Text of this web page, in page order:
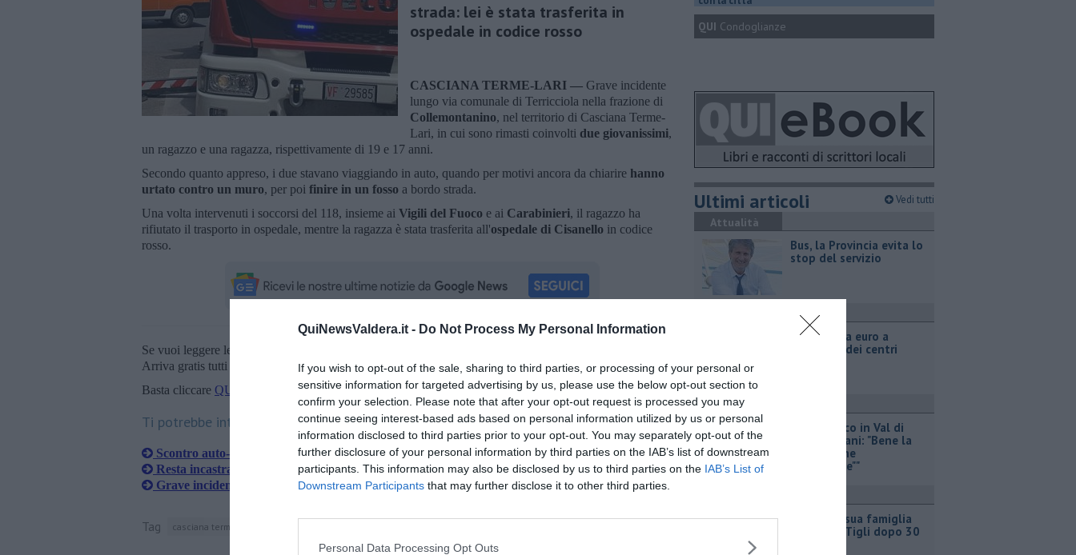
QuiNewsValdera.it - Do Not Process My Personal Information
If you wish to opt-out of the sale, sharing to third parties, or processing of your personal or
sensitive information for targeted advertising by us, please use the below opt-out section to
confirm your selection. Please note that after your opt-out request is processed you may
continue seeing interest-based ads based on personal information utilized by us or personal
information disclosed to third parties prior to your opt-out. You may separately opt-out of the
further disclosure of your personal information by third parties on the IAB’s list of downstream
participants. This information may also be disclosed by us to third parties on the IAB’s List of
Downstream Participants that may further disclose it to other third parties.
Personal Data Processing Opt Outs
strada: lei è stata trasferita in
ospedale in codice rosso
CASCIANA TERME-LARI — Grave incidente
lungo via comunale di Terricciola nella frazione di
Collemontanino, nel territorio di Casciana Terme-
Lari, in cui sono rimasti coinvolti due giovanissimi,
un ragazzo e una ragazza, rispettivamente di 19 e 17 anni.
Secondo quanto appreso, i due stavano viaggiando in auto, quando per motivi ancora da chiarire hanno
urtato contro un muro, per poi finire in un fosso a bordo strada.
Una volta intervenuti i soccorsi del 118, insieme ai Vigili del Fuoco e ai Carabinieri, il ragazzo ha
rifiutato il trasporto in ospedale, mentre la ragazza è stata trasferita all'ospedale di Cisanello in codice
rosso.
Se vuoi leggere le notizie principali della Toscana iscriviti alla
Arriva gratis tutti i giorni alle 20:00 direttamente nella tua casella di posta.
Basta cliccare QUI
Ti potrebbe interessare anche:
Scontro auto-moto, ferita ragazza di 16 anni
Resta incastrato con la gamba sotto il camion
Grave incidente sulla Sp31
Tag casciana terme lari
QUI Condoglianze
Ultimi articoli Vedi tutti
Attualità
Bus, la Provincia evita lo
stop del servizio
Oltre 7mila euro a
sostegno dei centri
Attualità
Agrivoltaico in Val di
Cava, Trapani: "Bene la
Valutazione
ambientale""
Lucia e la sua famiglia
lasciano I Tigli dopo 30